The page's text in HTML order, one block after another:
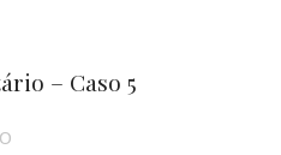
– Caso 5